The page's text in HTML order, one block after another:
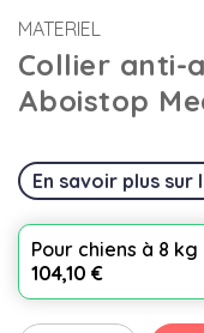
MATERIEL
Collier anti-
Aboistop
En savoir plus sur
Pour chiens à 8 kg
104,10 €